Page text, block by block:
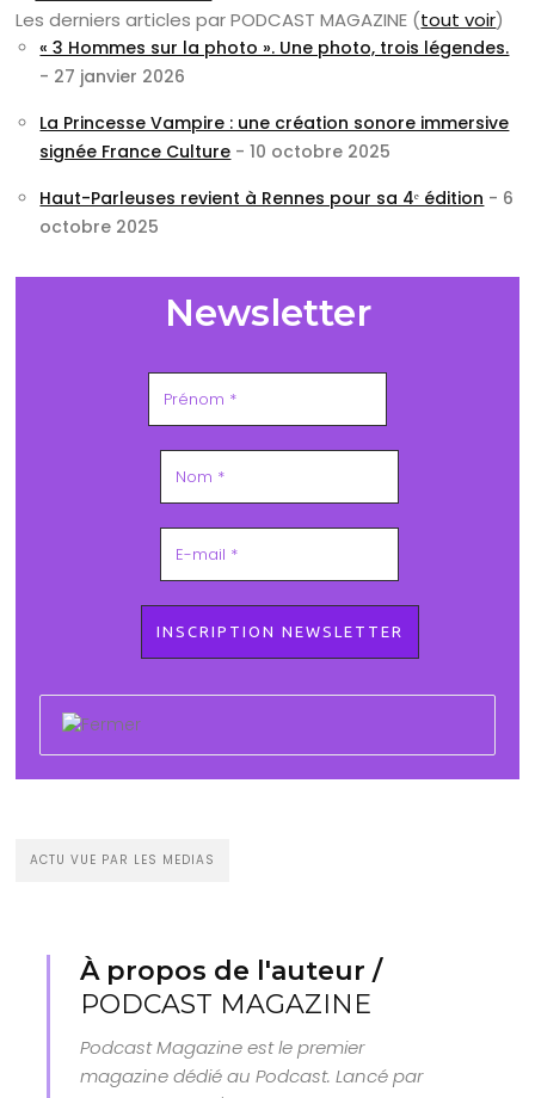
Les derniers articles par PODCAST MAGAZINE (tout voir)
« 3 Hommes sur la photo ». Une photo, trois légendes.
- 27 janvier 2026
La Princesse Vampire : une création sonore immersive
signée France Culture - 10 octobre 2025
Haut-Parleuses revient à Rennes pour sa 4ᵉ édition - 6
octobre 2025
Newsletter
ACTU VUE PAR LES MEDIAS
À propos de l'auteur /
PODCAST MAGAZINE
Podcast Magazine est le premier
magazine dédié au Podcast. Lancé par